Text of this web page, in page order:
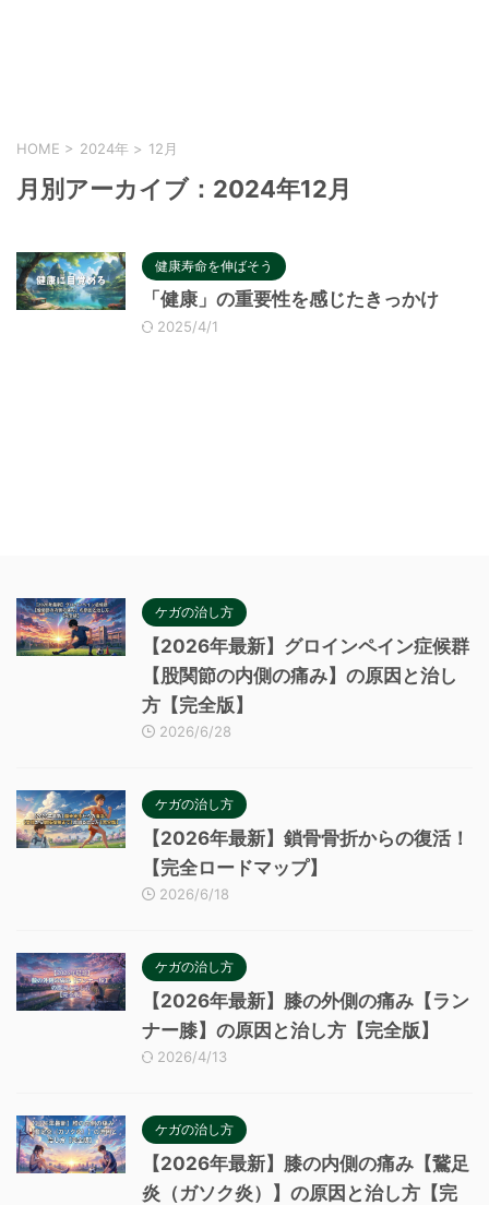
HOME > 2024年 > 12月
月別アーカイブ：2024年12月
健康寿命を伸ばそう
「健康」の重要性を感じたきっかけ
2025/4/1
ケガの治し方
【2026年最新】グロインペイン症候群
【股関節の内側の痛み】の原因と治し
方【完全版】
2026/6/28
ケガの治し方
【2026年最新】鎖骨骨折からの復活！
【完全ロードマップ】
2026/6/18
ケガの治し方
【2026年最新】膝の外側の痛み【ラン
ナー膝】の原因と治し方【完全版】
2026/4/13
ケガの治し方
【2026年最新】膝の内側の痛み【鵞足
炎（ガソク炎）】の原因と治し方【完